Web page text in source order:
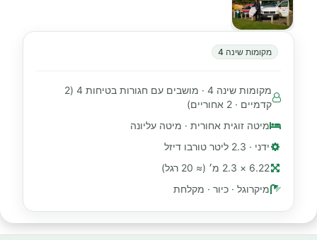
מקומות שינה 4
מקומות שינה 4 · מושבים עם חגורות בטיחות 4 (2
קדמיים · 2 אחוריים)
מיטה זוגית אחורית · מיטה עליונה
ידני · 2.3 ליטר טורבו דיזל
6.22 × 2.3 מ׳ (≈ 20 רגל)
מיקרוגל · כיור · מקלחת